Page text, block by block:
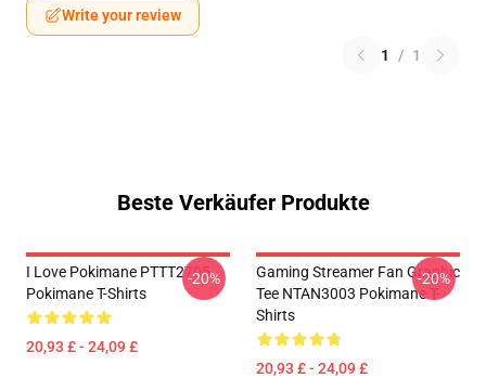
Write your review
1 / 1
Beste Verkäufer Produkte
I Love Pokimane PTTT2705
Pokimane T-Shirts
20,93 £ - 24,09 £
-20%
Gaming Streamer Fan Graphic
Tee NTAN3003 Pokimane T-
Shirts
20,93 £ - 24,09 £
-20%